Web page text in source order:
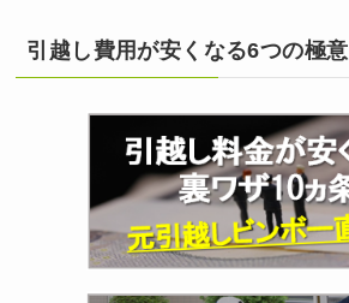
引越し費用が安くなる6つの極意